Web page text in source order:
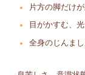
片方の脚だけ
目がかすむ、
全身のじんま